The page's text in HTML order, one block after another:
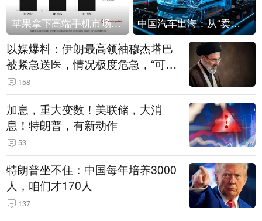
苹果拿下高端手机市场65%的份额：iPhone 17系列功不可没 中国汽车出海：从“卖出去”到“走进去”
以媒爆料：伊朗最高领袖穆杰塔巴
被紧急送医，情况极度危急，“可能
随时会死去”
158
加息，重大变数！美联储，大消
息！特朗普，有新动作
53
特朗普坐不住：中国每年培养3000
人，咱们才170人
137